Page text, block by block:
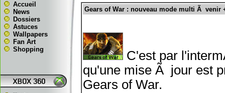
Accueil
News
Dossiers
Astuces
Wallpapers
Fan Art
Shopping
Gears of War : nouveau mode multi Ã venir
C'est par
qu'une mise Ã jour est
Gears of War.